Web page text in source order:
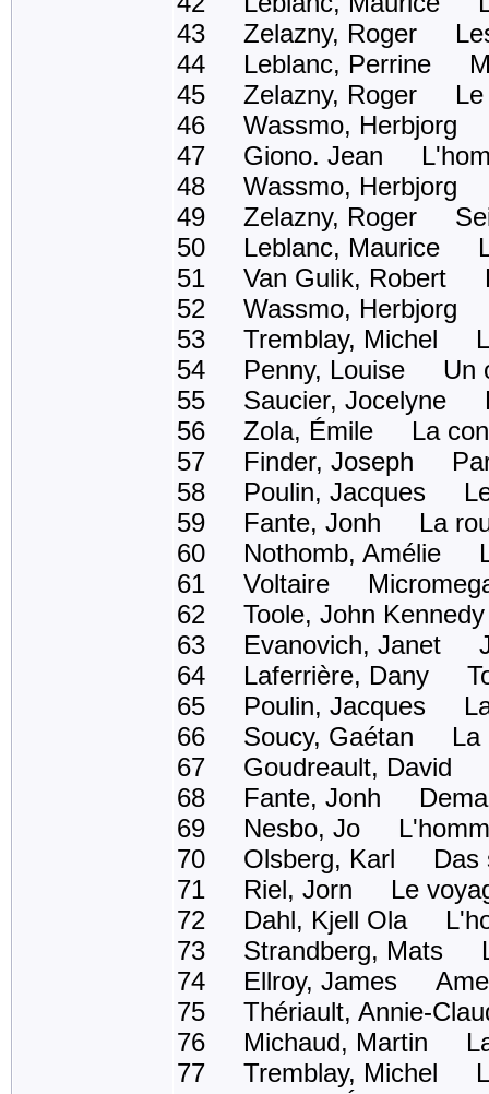
43 Zelazny, Roger Les
44 Leblanc, Perrine
45 Zelazny, Roger Le
46 Wassmo, Herbjorg
47 Giono. Jean
48 Wassmo, Herbjorg
49 Zelazny, Roger
50 Leblanc, Maurice
51 Van Gulik, Robert
52 Wassmo, Herbjorg
53 Tremblay, Michel
54 Penny, Louise Un
55 Saucier, Jocelyne
56 Zola, Émile La
57 Finder, Joseph
58 Poulin, Jacques
59 Fante, Jonh La
60 Nothomb, Amélie
61 Voltaire
62 Toole, John
63 Evanovich, Janet
64 Laferrière, Dany
65 Poulin, Jacques La
66 Soucy, Gaétan La
67 Goudreault, David
68 Fante, Jonh
69 Nesbo, Jo
70 Olsberg, Karl Das
71 Riel, Jorn Le
72 Dahl, Kjell Ola
73 Strandberg, Mats
74 Ellroy, James
75 Thériault, Annie-
76 Michaud, Martin La
77 Tremblay, Michel